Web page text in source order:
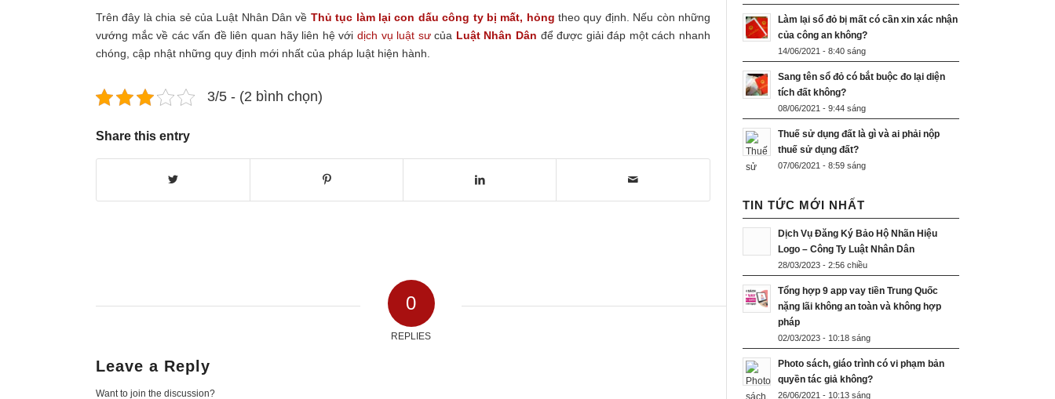
Trên đây là chia sẻ của Luật Nhân Dân về Thủ tục làm lại con dấu công ty bị mất, hỏng theo quy định. Nếu còn những
vướng mắc về các vấn đề liên quan hãy liên hệ với dịch vụ luật sưcủa Luật Nhân Dân để được giải đáp một cách nhanh
chóng, cập nhật những quy định mới nhất của pháp luật hiện hành.
3/5 - (2 bình chọn)
Share this entry
0
REPLIES
Leave a Reply
Want to join the discussion?
Làm lại sổ đỏ bị mất có cần xin xác nhận
của công an không?
14/06/2021 - 8:40 sáng
Sang tên sổ đỏ có bắt buộc đo lại diện
tích đất không?
08/06/2021 - 9:44 sáng
Thuế sử dụng đất là gì và ai phải nộp
thuế sử dụng đất?
07/06/2021 - 8:59 sáng
TIN TỨC MỚI NHẤT
Dịch Vụ Đăng Ký Bảo Hộ Nhãn Hiệu
Logo – Công Ty Luật Nhân Dân
28/03/2023 - 2:56 chiều
Tổng hợp 9 app vay tiền Trung Quốc
nặng lãi không an toàn và không hợp
pháp
02/03/2023 - 10:18 sáng
Photo sách, giáo trình có vi phạm bản
quyền tác giả không?
26/06/2021 - 10:13 sáng